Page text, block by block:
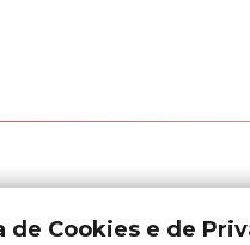
de Cookies e de